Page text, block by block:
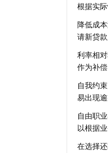
根据实
降低成
请新贷
利率相
作为补偿
自我约
易出现逾
自由职
以根据
在选择